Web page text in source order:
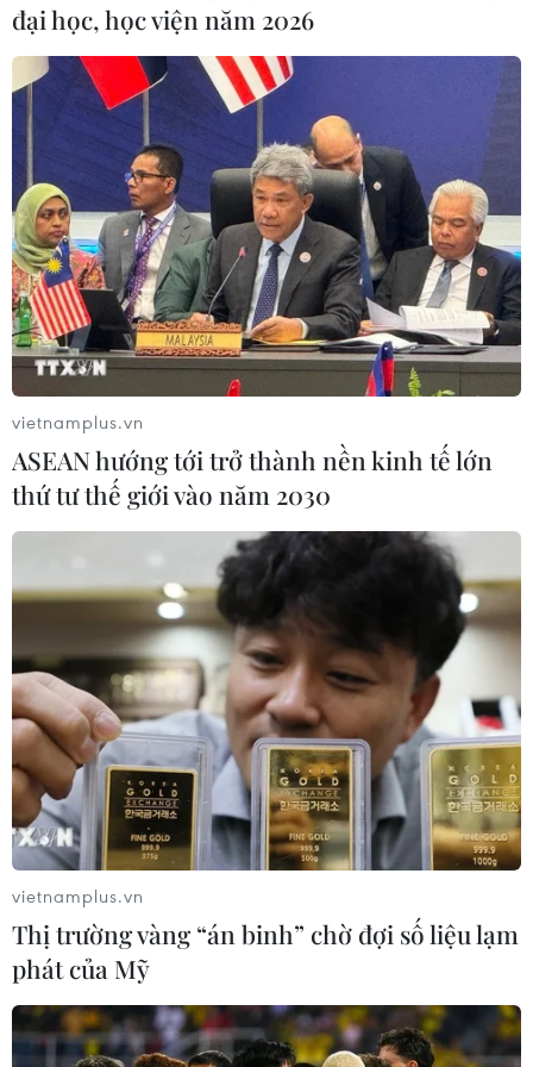
trưởng cácbon thấp; xanh hóa sản xuất và
xanhhóa lối sống và tiêu dùng bền vững.
Dự thảo lấy ý kiến của đại diện các tổ chức
trong nước và quốc tế trên các vấnđề về dự toán
ngân sách, nguồn trong nước, quốc tế; những
điểm còn thiếu trongkế hoạch hành động tăng
trưởng xanh của các tỉnh, thành phố và vùng;
Lịch trìnhthông qua kế hoạch hành động và việc
chuẩn bị, thực hiện cho những dự án cụ thể.
Tại hội thảo, đại diện các tổ chức trong nước và
quốc tế cũng đã thảo luận tíchcực về dự thảo,
chia sẻ những đánh giá cũng như kinh nghiệm
nhằm giúp hoàn thiệnhơn kế hoạch hành động
của Việt Nam, qua đó đảm bảo cho một lộ trình
thực hiệnChiến lược quốc gia về tăng trưởng
xanh có hiệu quả trong thời gian tới./.
Thúy Hiền (TTXVN)
đại học, học viện năm 2026
vietnamplus.vn
ASEAN hướng tới trở thành nền kinh tế lớn
thứ tư thế giới vào năm 2030
vietnamplus.vn
Thị trường vàng “án binh” chờ đợi số liệu lạm
phát của Mỹ